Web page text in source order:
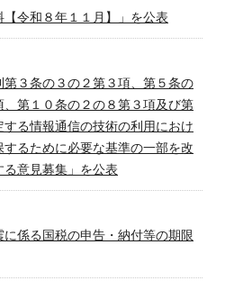
令和８年１１月】」を公表
３条の３の２第３項、第５条の
、第１０条の２の８第３項及び第
する情報通信の技術の利用におけ
るために必要な基準の一部を改
意見募集」を公表
に係る国税の申告・納付等の期限